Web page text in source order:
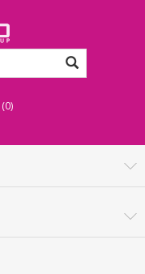
(0)